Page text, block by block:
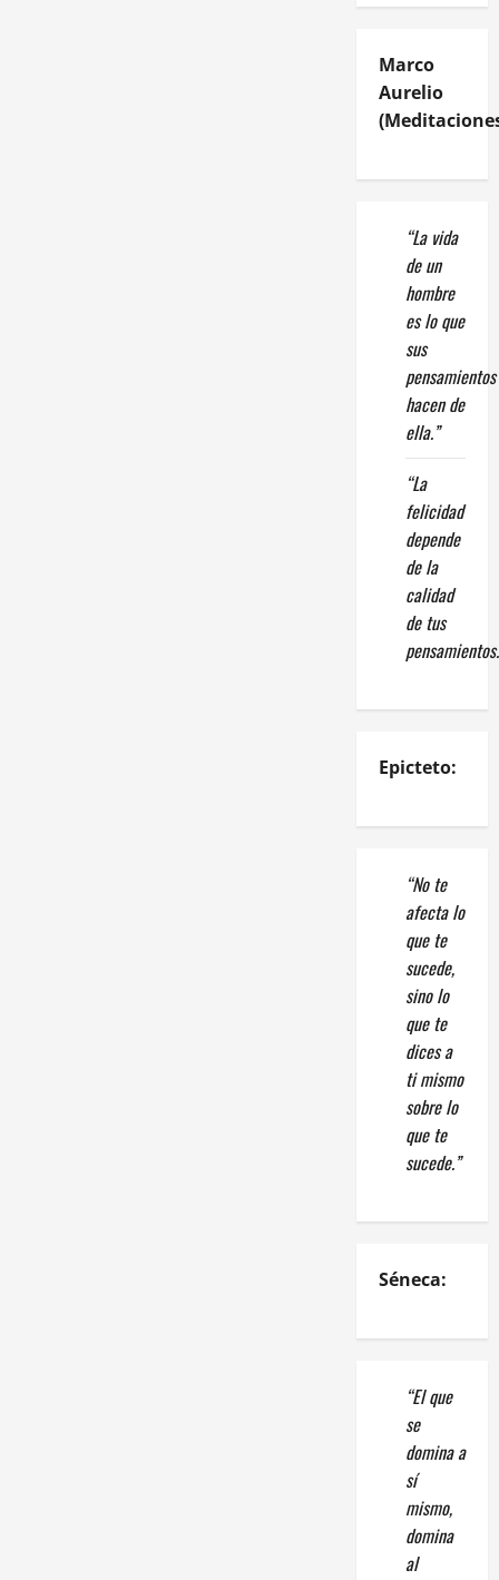
Marco
Aurelio
“La vida
de un
hombre
es lo que
sus
pensamientos
hacen de
ella.”
“La
felicidad
depende
de la
calidad
de tus
Epicteto:
“No te
afecta lo
que te
sucede,
sino lo
que te
dices a
ti mismo
sobre lo
que te
sucede.”
Séneca:
“El que
se
domina a
sí
mismo,
domina
al